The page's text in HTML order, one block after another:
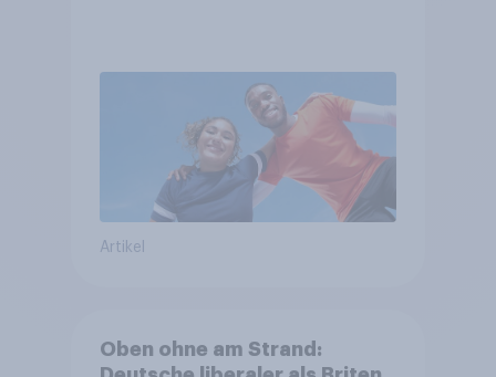
Artikel
Oben ohne am Strand: